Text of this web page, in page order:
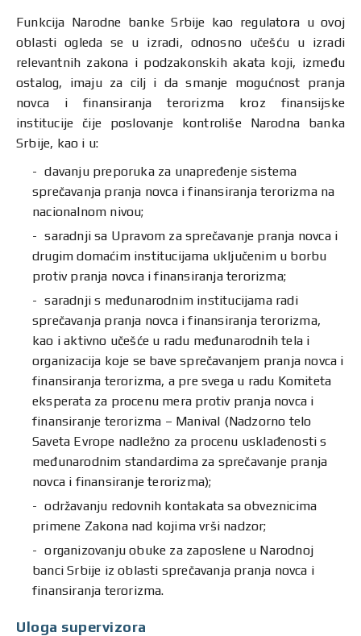
Funkcija Narodne banke Srbije kao regulatora u ovoj
oblasti ogleda se u izradi, odnosno učešću u izradi
relevantnih zakona i podzakonskih akata koji, između
ostalog, imaju za cilj i da smanje mogućnost pranja
novca i finansiranja terorizma kroz finansijske
institucije čije poslovanje kontroliše Narodna banka
Srbije, kao i u:
davanju preporuka za unapređenje sistema
sprečavanja pranja novca i finansiranja terorizma na
nacionalnom nivou;
saradnji sa Upravom za sprečavanje pranja novca i
drugim domaćim institucijama uključenim u borbu
protiv pranja novca i finansiranja terorizma;
saradnji s međunarodnim institucijama radi
sprečavanja pranja novca i finansiranja terorizma,
kao i aktivno učešće u radu međunarodnih tela i
organizacija koje se bave sprečavanjem pranja novca i
finansiranja terorizma, a pre svega u radu Komiteta
eksperata za procenu mera protiv pranja novca i
finansiranje terorizma – Manival (Nadzorno telo
Saveta Evrope nadležno za procenu usklađenosti s
međunarodnim standardima za sprečavanje pranja
novca i finansiranje terorizma);
održavanju redovnih kontakata sa obveznicima
primene Zakona nad kojima vrši nadzor;
organizovanju obuke za zaposlene u Narodnoj
banci Srbije iz oblasti sprečavanja pranja novca i
finansiranja terorizma.
Uloga supervizora